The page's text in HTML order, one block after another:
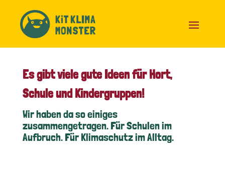
content
Es gibt viele gute Ideen für Hort,
Schule und Kindergruppen!
Wir haben da so einiges
zusammengetragen. Für Schulen im
Aufbruch. Für Klimaschutz im Alltag.